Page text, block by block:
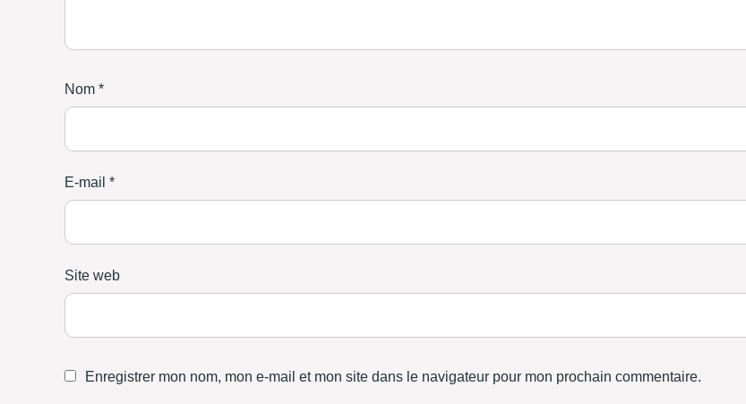
Nom *
E-mail *
Site web
Enregistrer mon nom, mon e-mail et mon site dans le navigateur pour mon prochain commentaire.